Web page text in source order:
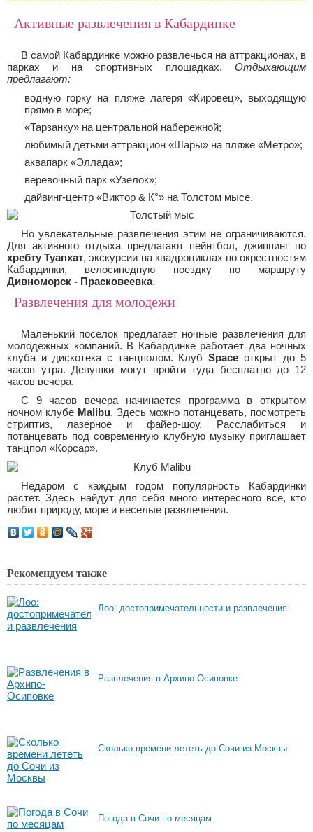
Активные развлечения в Кабардинке
В самой Кабардинке можно развлечься на аттракционах, в
парках и на спортивных площадках. Отдыхающим
предлагают:
водную горку на пляже лагеря «Кировец», выходящую
прямо в море;
«Тарзанку» на центральной набережной;
любимый детьми аттракцион «Шары» на пляже «Метро»;
аквапарк «Эллада»;
веревочный парк «Узелок»;
дайвинг-центр «Виктор & К°» на Толстом мысе.
Но увлекательные развлечения этим не ограничиваются.
Для активного отдыха предлагают пейнтбол, джиппинг по
хребту Туапхат, экскурсии на квадроциклах по окрестностям
Кабардинки, велосипедную поездку по маршруту
Дивноморск - Прасковеевка.
Развлечения для молодежи
Маленький поселок предлагает ночные развлечения для
молодежных компаний. В Кабардинке работает два ночных
клуба и дискотека с танцполом. КлубSpace открыт до 5
часов утра. Девушки могут пройти туда бесплатно до 12
часов вечера.
С 9 часов вечера начинается программа в открытом
ночном клубе Malibu. Здесь можно потанцевать, посмотреть
стриптиз, лазерное и файер-шоу. Расслабиться и
потанцевать под современную клубную музыку приглашает
танцпол «Корсар».
Недаром с каждым годом популярность Кабардинки
растет. Здесь найдут для себя много интересного все, кто
любит природу, море и веселые развлечения.
Рекомендуем также
Лоо: достопримечательности и развлечения
Развлечения в Архипо-Осиповке
Сколько времени лететь до Сочи из Москвы
Погода в Сочи по месяцам